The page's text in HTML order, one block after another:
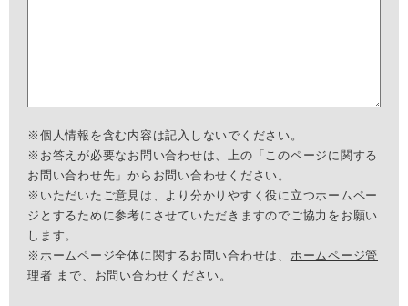
※個人情報を含む内容は記入しないでください。
※お答えが必要なお問い合わせは、上の「このページに関する
お問い合わせ先」からお問い合わせください。
※いただいたご意見は、より分かりやすく役に立つホームペー
ジとするために参考にさせていただきますのでご協力をお願い
します。
※ホームページ全体に関するお問い合わせは、 ホームページ管
理者 まで、お問い合わせください。